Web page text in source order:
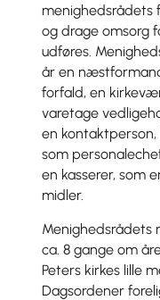
menighedsrådets
og drage omsorg
udføres.
år en
forfald, en
varetage
en
som
en kasserer, som
midler.
Menighedsrådets
ca. 8 gange om
Peters kirkes lille
Dagsordener